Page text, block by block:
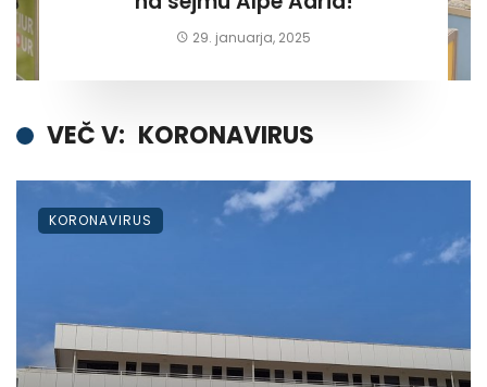
29. januarja, 2025
VEČ V: KORONAVIRUS
KORONAVIRUS